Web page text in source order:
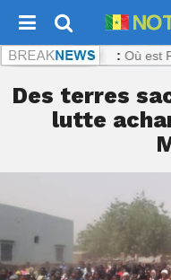
: Où est Paul
Des terres
lutte